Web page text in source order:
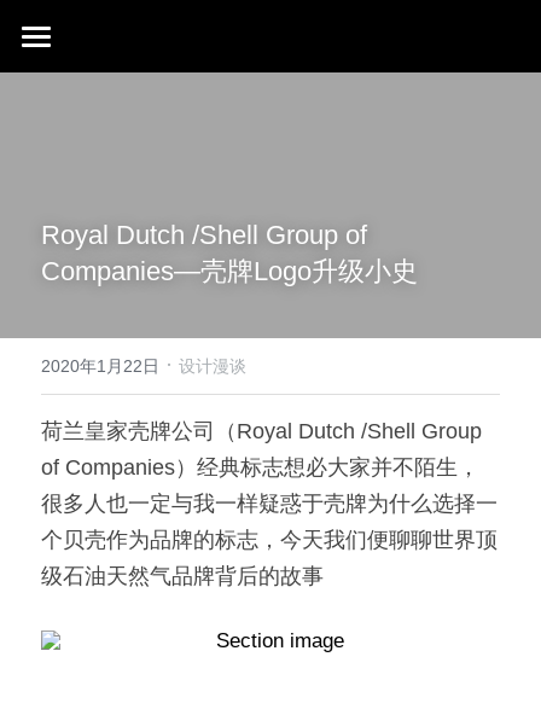
荣膺奖项
联系我们
Royal Dutch /Shell Group of
Companies—壳牌Logo升级小史
2020年1月22日 · 设计漫谈
荷兰皇家壳牌公司（Royal Dutch /Shell Group
of Companies）经典标志想必大家并不陌生，
很多人也一定与我一样疑惑于壳牌为什么选择一
个贝壳作为品牌的标志，今天我们便聊聊世界顶
级石油天然气品牌背后的故事